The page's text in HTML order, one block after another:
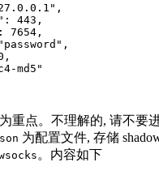
,
: 443 ,
: 7654 ,
"password" ,
,
md5"
为重点。不理解的, 请不要
为配置文件, 存储
。内容如下